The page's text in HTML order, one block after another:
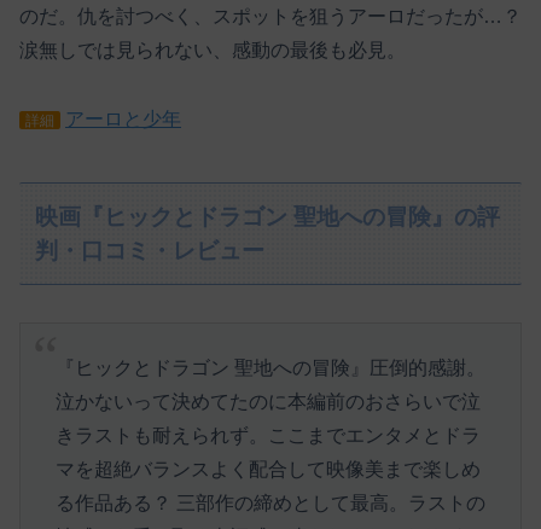
のだ。仇を討つべく、スポットを狙うアーロだったが…？
涙無しでは見られない、感動の最後も必見。
詳細 アーロと少年
映画『ヒックとドラゴン 聖地への冒険』の評
判・口コミ・レビュー
『ヒックとドラゴン 聖地への冒険』圧倒的感謝。
泣かないって決めてたのに本編前のおさらいで泣
きラストも耐えられず。ここまでエンタメとドラ
マを超絶バランスよく配合して映像美まで楽しめ
る作品ある？ 三部作の締めとして最高。ラストの